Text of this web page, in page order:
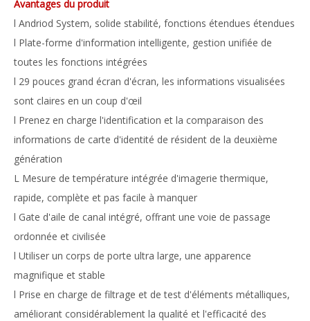
Avantages du produit
l Andriod System, solide stabilité, fonctions étendues étendues
l Plate-forme d'information intelligente, gestion unifiée de
toutes les fonctions intégrées
l 29 pouces grand écran d'écran, les informations visualisées
sont claires en un coup d'œil
l Prenez en charge l'identification et la comparaison des
informations de carte d'identité de résident de la deuxième
génération
L Mesure de température intégrée d'imagerie thermique,
rapide, complète et pas facile à manquer
l Gate d'aile de canal intégré, offrant une voie de passage
ordonnée et civilisée
l Utiliser un corps de porte ultra large, une apparence
magnifique et stable
l Prise en charge de filtrage et de test d'éléments métalliques,
améliorant considérablement la qualité et l'efficacité des